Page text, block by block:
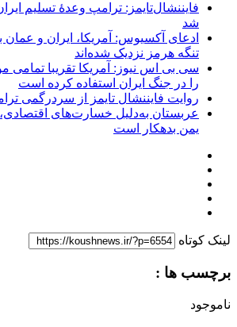
فایننشال‌تایمز: ترامپ وعدۀ تسلیم
شد
ادعای آکسیوس: آمریکا، ایران و عمان
تنگه هرمز نزدیک شده‌اند
سی بی اس نیوز: آمریکا تقریبا تمامی
را در جنگ ایران استفاده کرده است
روایت فایننشال تایمز از سردرگمی
عربستان به‌دلیل خسارت‌های اقتصادی،
یمن بدهکار است
لینک کوتاه
برچسب ها :
ناموجود